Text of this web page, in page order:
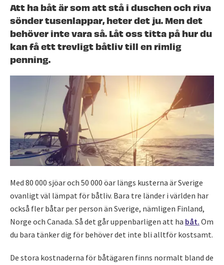
Att ha båt är som att stå i duschen och riva
sönder tusenlappar, heter det ju. Men det
behöver inte vara så. Låt oss titta på hur du
kan få ett trevligt båtliv till en rimlig
penning.
Med 80 000 sjöar och 50 000 öar längs kusterna är Sverige
ovanligt väl lämpat för båtliv. Bara tre länder i världen har
också fler båtar per person än Sverige, nämligen Finland,
Norge och Canada. Så det går uppenbarligen att ha båt. Om
du bara tänker dig för behöver det inte bli alltför kostsamt.
De stora kostnaderna för båtägaren finns normalt bland de